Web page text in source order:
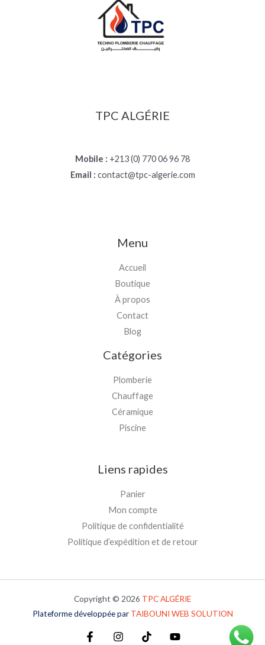
TPC ALGÉRIE
Mobile : +213 (0) 770 06 96 78
Email : contact@tpc-algerie.com
Menu
Accueil
Boutique
À propos
Contact
Blog
Catégories
Plomberie
Chauffage
Céramique
Piscine
Liens rapides
Panier
Mon compte
Politique de confidentialité
Politique d’expédition et de retour
Copyright © 2026 TPCALGÉRIE
Plateforme développée par TAIBOUNI WEB SOLUTION
TAIBOUNI WEB SOLUTION